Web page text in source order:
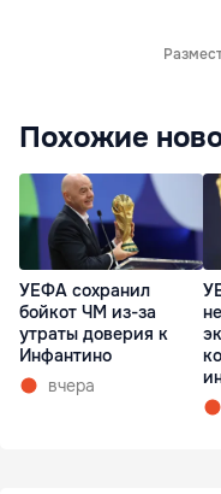
Похожие
УЕФА сохранил
бойкот ЧМ из-за
утраты доверия к
Инфантино
вчера